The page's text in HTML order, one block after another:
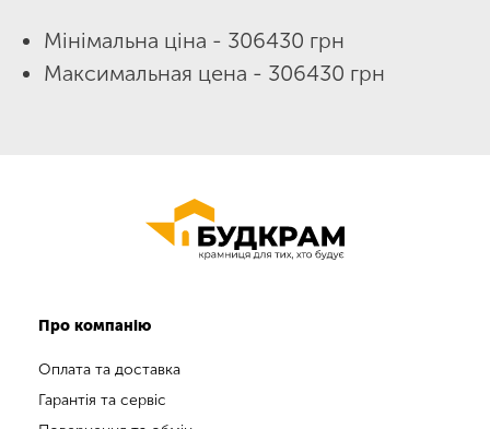
Мінімальна ціна - 306430 грн
Максимальная цена - 306430 грн
Про компанію
Оплата та доставка
Гарантія та сервіс